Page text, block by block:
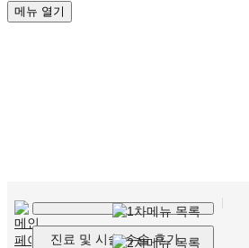
메뉴 열기
진료 및 시술·수술 후기